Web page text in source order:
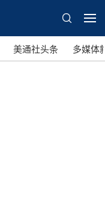
美通社头条 多媒体